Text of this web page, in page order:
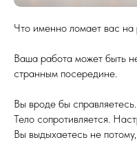
Что именно ломает вас
Ваша работа может быть
странным посередине.
Вы вроде бы
Тело сопротивляется.
Вы выдыхаетесь не